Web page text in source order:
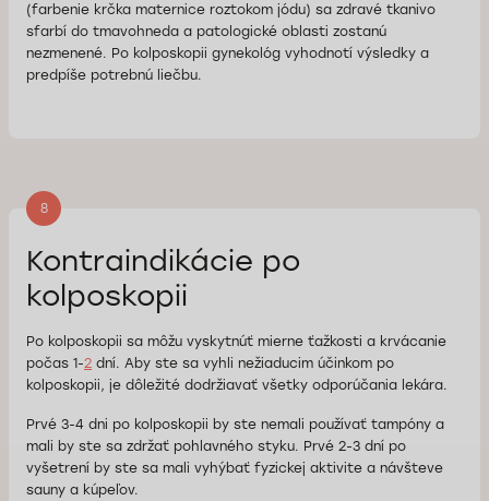
(farbenie krčka maternice roztokom jódu) sa zdravé tkanivo
sfarbí do tmavohneda a patologické oblasti zostanú
nezmenené. Po kolposkopii gynekológ vyhodnotí výsledky a
predpíše potrebnú liečbu.
8
Kontraindikácie po
kolposkopii
Po kolposkopii sa môžu vyskytnúť mierne ťažkosti a krvácanie
počas 1-2 dní. Aby ste sa vyhli nežiaducim účinkom po
kolposkopii, je dôležité dodržiavať všetky odporúčania lekára.
Prvé 3-4 dni po kolposkopii by ste nemali používať tampóny a
mali by ste sa zdržať pohlavného styku. Prvé 2-3 dní po
vyšetrení by ste sa mali vyhýbať fyzickej aktivite a návšteve
sauny a kúpeľov.